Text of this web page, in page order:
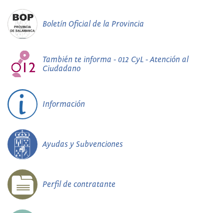
Boletín Oficial de la Provincia
También te informa - 012 CyL - Atención al
Ciudadano
Información
Ayudas y Subvenciones
Perfil de contratante